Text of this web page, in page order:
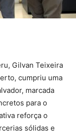
Gilvan Teixeira
cumpriu uma
marcada
para o
reforça o
sólidas e